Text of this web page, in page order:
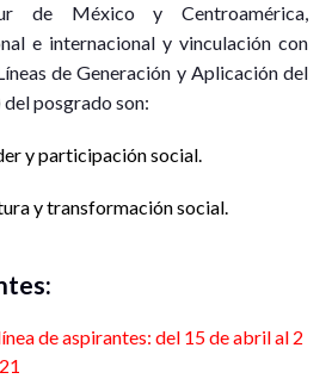
de México y Centroamérica,
e internacional y vinculación con
de Generación y Aplicación del
posgrado son:
y participación social.
y transformación social.
de aspirantes: del 15 de abril al 2